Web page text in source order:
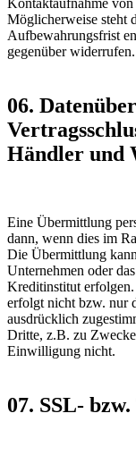
Kontaktaufnahme von
Möglicherweise steht
Aufbewahrungsfrist
gegenüber widerrufen.
06.
Händler und
Eine Übermittlung
dann, wenn dies im
Die Übermittlung
Unternehmen oder
Kreditinstitut
erfolgt nicht bzw. nur
ausdrücklich
Dritte, z.B. zu
Einwilligung nicht.
07. SSL-